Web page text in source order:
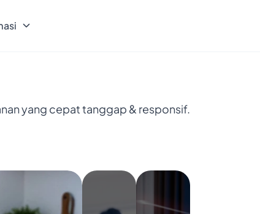
yang cepat tanggap & responsif.